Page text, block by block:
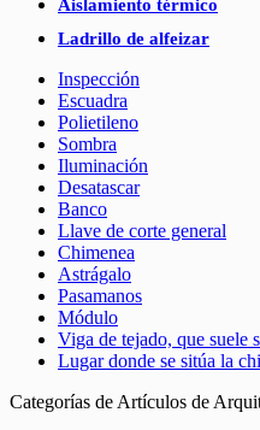
Aislamiento térmico
Ladrillo de alfeizar
Inspección
Escuadra
Polietileno
Sombra
Iluminación
Desatascar
Banco
Llave de corte general
Chimenea
Astrágalo
Pasamanos
Módulo
Viga de tejado, que suele
Lugar donde se sitúa la
Categorías de Artículos de